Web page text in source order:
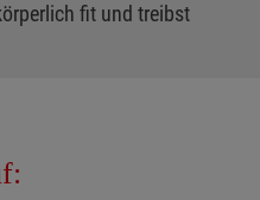
fit und treibst